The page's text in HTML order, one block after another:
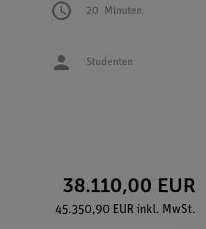
20 Minuten
Studenten
38.110,00 EUR
45.350,90 EUR inkl. MwSt.